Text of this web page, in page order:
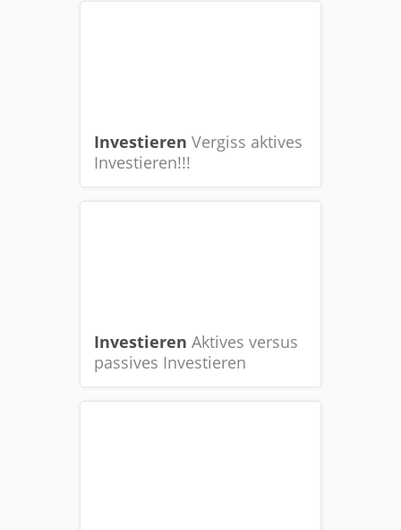
Investieren Vergiss aktives
Investieren!!!
Investieren Aktives versus
passives Investieren